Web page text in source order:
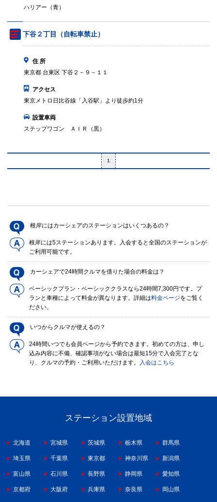
ハリアー（青）
下谷２丁目（自転車禁止）
住 所
東京都 台東区 下谷２－９－１１
アクセス
東京メトロ日比谷線「入谷駅」より徒歩約1分
設置車両
ステップワゴン ＡＩＲ（黒）
1
根岸にはカーシェアのステーションはいくつあるの？
根岸には5ステーションあります。入会すると全国のステーションが
ご利用可能です。
カーシェアで24時間クルマを借りた場合の料金は？
ベーシックプラン・ベーシッククラスなら24時間7,300円です。プ
ランと車種によって料金が異なります。詳細は料金ページをご覧く
ださい。
いつからクルマが使えるの？
24時間いつでも会員ページから予約できます。初めての方は、申し
込み内容に不備、確認事項がない場合は最短15分で入会完了とな
り、クルマの予約・ご利用いただけます。
入会はこちら
ステーション設置地域
北海道 宮城県 茨城県 栃木県 群馬県
埼玉県 千葉県 東京都 神奈川県 新潟県
富山県 石川県 長野県 静岡県 愛知県
京都府 大阪府 兵庫県 奈良県 岡山県